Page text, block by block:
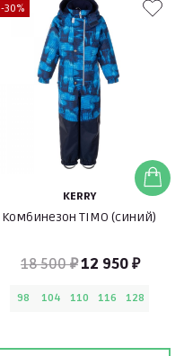
-30%
KERRY
Комбинезон TIMO (синий)
18 500 ₽12 950 ₽
98 104 110 116 128